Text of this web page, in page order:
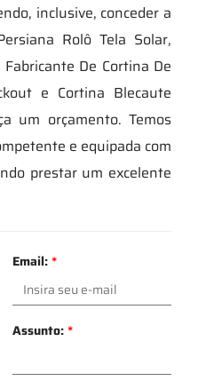
inclusive, conceder a
Rolô Tela Solar,
De Cortina De
e Cortina Blecaute
um orçamento. Temos
e equipada com
prestar um excelente
Email:*
Assunto:*